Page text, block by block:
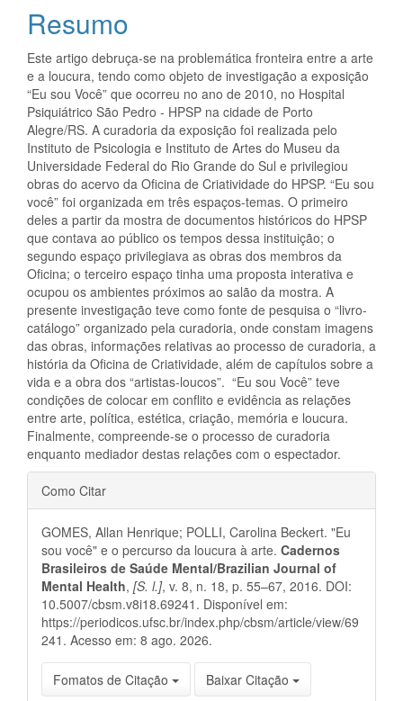
Resumo
Este artigo debruça-se na problemática fronteira entre a arte
e a loucura, tendo como objeto de investigação a exposição
“Eu sou Você” que ocorreu no ano de 2010, no Hospital
Psiquiátrico São Pedro - HPSP na cidade de Porto
Alegre/RS. A curadoria da exposição foi realizada pelo
Instituto de Psicologia e Instituto de Artes do Museu da
Universidade Federal do Rio Grande do Sul e privilegiou
obras do acervo da Oficina de Criatividade do HPSP. “Eu sou
você” foi organizada em três espaços-temas. O primeiro
deles a partir da mostra de documentos históricos do HPSP
que contava ao público os tempos dessa instituição; o
segundo espaço privilegiava as obras dos membros da
Oficina; o terceiro espaço tinha uma proposta interativa e
ocupou os ambientes próximos ao salão da mostra. A
presente investigação teve como fonte de pesquisa o “livro-
catálogo” organizado pela curadoria, onde constam imagens
das obras, informações relativas ao processo de curadoria, a
história da Oficina de Criatividade, além de capítulos sobre a
vida e a obra dos “artistas-loucos”. “Eu sou Você” teve
condições de colocar em conflito e evidência as relações
entre arte, política, estética, criação, memória e loucura.
Finalmente, compreende-se o processo de curadoria
enquanto mediador destas relações com o espectador.
Detalhes
do
artigo
Como Citar
GOMES, Allan Henrique; POLLI, Carolina Beckert. "Eu
sou você" e o percurso da loucura à arte. Cadernos
Brasileiros de Saúde Mental/Brazilian Journal of
Mental Health, [S. l.], v. 8, n. 18, p. 55–67, 2016. DOI:
10.5007/cbsm.v8i18.69241. Disponível em:
https://periodicos.ufsc.br/index.php/cbsm/article/view/69
241. Acesso em: 8 ago. 2026.
Fomatos de Citação Baixar Citação